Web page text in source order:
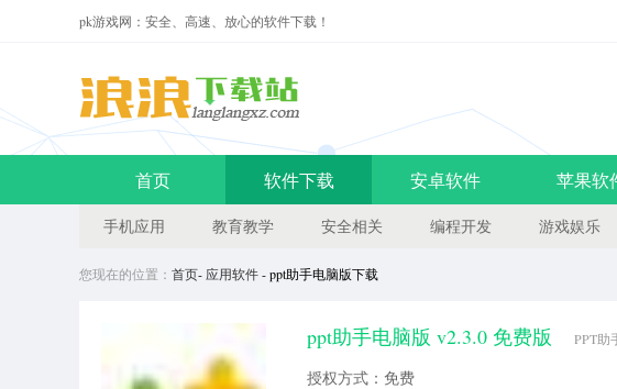
pk游戏网：安全、高速、放心的软件下载！
首页 软件下载 安卓软件 苹果软
手机应用 教育教学 安全相关 编程开发 游戏娱乐
您现在的位置： 首页- 应用软件- ppt助手电脑版下载
ppt助手电脑版 v2.3.0 免费版
PPT助
授权方式：免费